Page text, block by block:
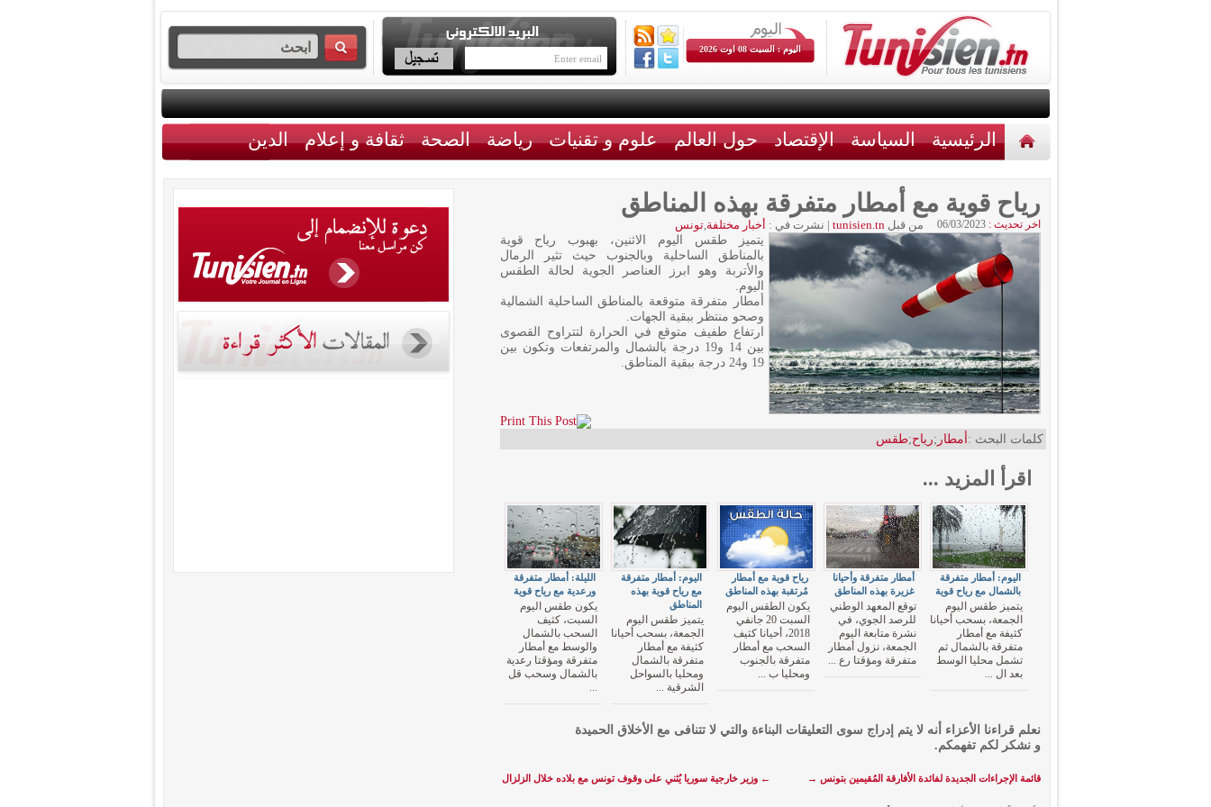
اليوم : السبت 08 اوت 2026
الرئيسية السياسة الإقتصاد حول العالم علوم و تقنيات رياضة الصحة ثقافة و إعلام الدين
اتصل بنا
رياح قوية مع أمطار متفرقة بهذه المناطق
اخر تحديث : 06/03/2023 من قبلtunisien.tn
| نشرت في : أخبار مختلفة,تونس
يتميز طقس اليوم الاثنين، بهبوب رياح قوية
بالمناطق الساحلية وبالجنوب حيث تثير الرمال
والأتربة وهو ابرز العناصر الجوية لحالة الطقس
اليوم.
أمطار متفرقة متوقعة بالمناطق الساحلية الشمالية
وصحو منتظر ببقية الجهات.
ارتفاع طفيف متوقع في الحرارة لتتراوح القصوى
بين 14 و19 درجة بالشمال والمرتفعات وتكون بين
19 و24 درجة ببقية المناطق.
كلمات البحث : أمطار ;رياح;طقس
اقرأ المزيد ...
الليلة: أمطار متفرقة
ورعدية مع رياح قوية
يكون طقس اليوم
السبت، كثيف
السحب بالشمال
والوسط مع أمطار
متفرقة ومؤقتا رعدية
بالشمال وسحب قل
...
اليوم: أمطار متفرقة
مع رياح قوية بهذه
المناطق
يتميز طقس اليوم
الجمعة، بسحب أحيانا
كثيفة مع أمطار
متفرقة بالشمال
ومحليا بالسواحل
الشرقية ...
رياح قوية مع أمطار
مُرتقبة بهذه المناطق
يكون الطقس اليوم
السبت 20 جانفي
2018، أحيانا كثيف
السحب مع أمطار
متفرقة بالجنوب
ومحليا ب ...
أمطار متفرقة وأحيانا
غزيرة بهذه المناطق
توقع المعهد الوطني
للرصد الجوي، في
نشرة متابعة اليوم
الجمعة، نزول أمطار
متفرقة ومؤقتا رع ...
اليوم: أمطار متفرقة
بالشمال مع رياح قوية
يتميز طقس اليوم
الجمعة، بسحب أحيانا
كثيفة مع أمطار
متفرقة بالشمال ثم
تشمل محليا الوسط
بعد ال ...
نعلم قراءنا الأعزاء أنه لا يتم إدراج سوى التعليقات البناءة والتي لا تتنافى مع الأخلاق الحميدة
و نشكر لكم تفهمكم.
← وزير خارجية سوريا يُثني على وقوف تونس مع بلاده خلال الزلزال قائمة الإجراءات الجديدة لفائدة الأفارقة المُقيمين بتونس →